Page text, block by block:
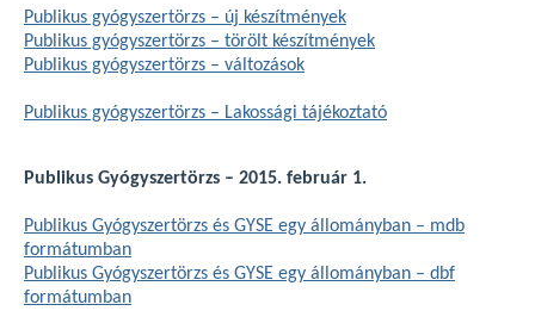
Publikus gyógyszertörzs – új készítmények
Publikus gyógyszertörzs – törölt készítmények
Publikus gyógyszertörzs – változások
Publikus gyógyszertörzs – Lakossági tájékoztató
Publikus Gyógyszertörzs – 2015. február 1.
Publikus Gyógyszertörzs és GYSE egy állományban – mdb
formátumban
Publikus Gyógyszertörzs és GYSE egy állományban – dbf
formátumban